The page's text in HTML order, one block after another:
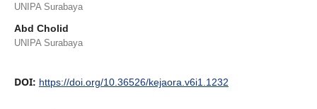
UNIPA Surabaya
Abd Cholid
UNIPA Surabaya
DOI: https://doi.org/10.36526/kejaora.v6i1.1232